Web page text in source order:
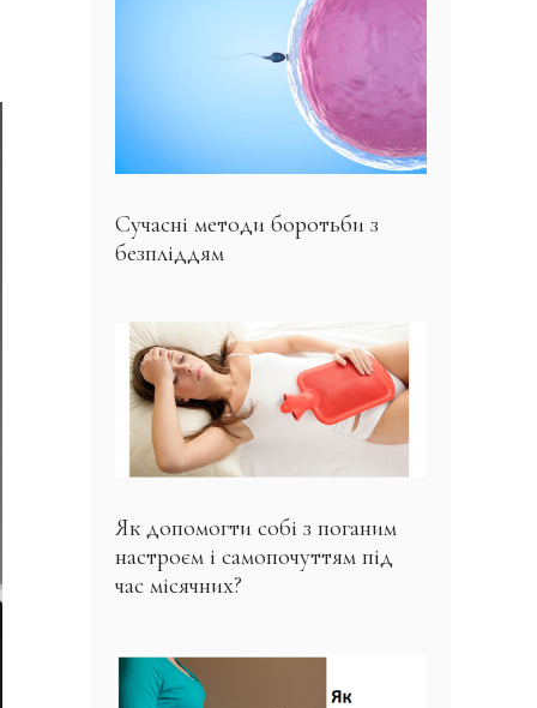
Сучасні методи боротьби з
безпліддям
Як допомогти собі з поганим
настроєм і самопочуттям під
час місячних?